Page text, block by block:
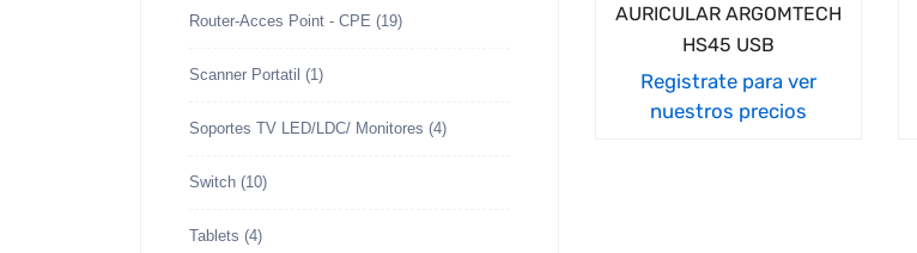
Router-Acces Point - CPE (19)
Scanner Portatil (1)
Soportes TV LED/LDC/ Monitores (4)
Switch (10)
Tablets (4)
AURICULAR ARGOMTECH
HS45 USB
Registrate para ver
nuestros precios